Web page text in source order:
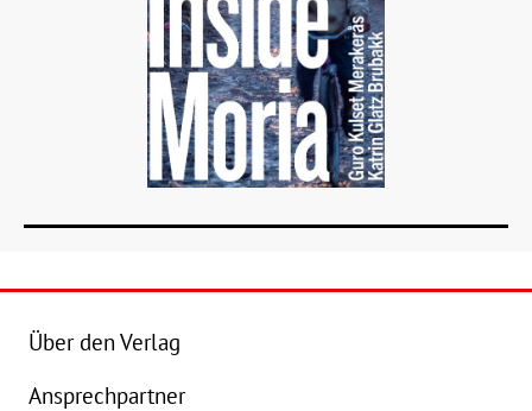
Über den Verlag
Ansprechpartner